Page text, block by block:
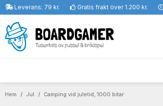
Leverans: 79 kr. Gratis frakt över 1.200 kr.
Hem Jul Camping vid juletid, 1000 bitar